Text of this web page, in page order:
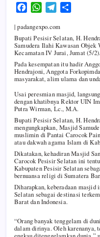
c
e
b
o
o
k
W
a
t
s
A
p
p
l
e
g
r
a
m
r
e
| padangexpo.com
Bupati Pesisir Selatan, H.
Samudera Ilahi Kawasan Objek
Kecamatan IV Jurai, Jumat (5/2).
Pada kesempatan itu hadir
Hendrajoni, Anggota
masyarakat, alim ulama dan
Usai peresmian masjid,
dengan khatibnya Rektor UIN
Putra Wirman, Lc., M.A.
Bupati Pesisir Selatan, H.
mengungkapkan, Masjid
muslimin di Pantai Carocok
atau dakwah agama Islam di
Dikatakan, kehadiran Masjid
Carocok Pesisir Selatan ini
Kabupaten Pesisir Selatan
bernuansa religi di Sumatera
Diharapkan, keberadaan
Selatan sebagai destinasi
Barat dan Indonesia.
“Orang banyak tenggelam di
dalam dirinya. Oleh karenanya,